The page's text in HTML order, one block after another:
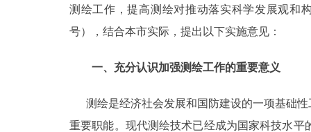
政务服务
中介服务
测绘工作，提高测绘对推动落实科学发展观和
号），结合本市实际，提出以下实施意见：
一、充分认识加强测绘工作的重要意义
测绘是经济社会发展和国防建设的一项基础性
重要职能。现代测绘技术已经成为国家科技水